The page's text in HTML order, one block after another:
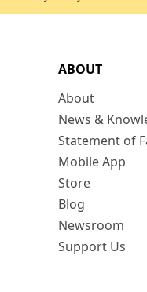
ABOUT
About
News &
Statement of
Mobile App
Store
Blog
Newsroom
Support Us